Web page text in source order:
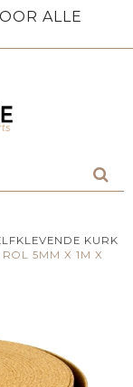
ALLE
KURK
5MM X 1M X